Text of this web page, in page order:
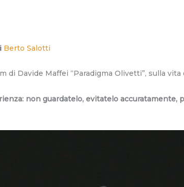
Berto Salotti
Davide Maffei “Paradigma Olivetti”, sulla
non guardatelo, evitatelo